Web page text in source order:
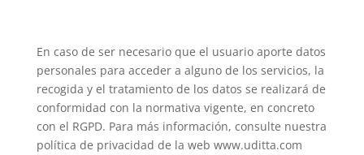
En caso de ser necesario que el usuario aporte datos
personales para acceder a alguno de los servicios, la
recogida y el tratamiento de los datos se realizará de
conformidad con la normativa vigente, en concreto
con el RGPD. Para más información, consulte nuestra
política de privacidad de la web www.uditta.com